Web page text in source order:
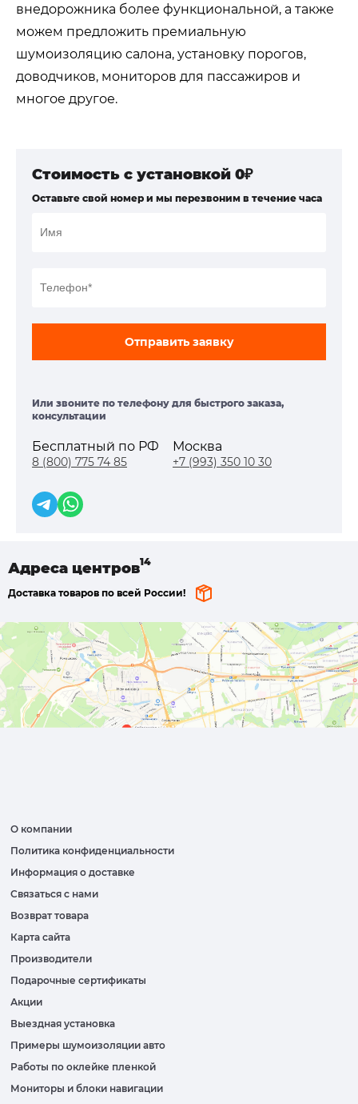
внедорожника более функциональной, а также
можем предложить премиальную
шумоизоляцию салона, установку порогов,
доводчиков, мониторов для пассажиров и
многое другое.
Стоимость с установкой 0₽
Оставьте свой номер и мы перезвоним в течение часа
Отправить заявку
Или звоните по телефону для быстрого заказа,
консультации
Бесплатный по РФ
8 (800) 775 74 85
Москва
+7 (993) 350 10 30
Адреса центров
Доставка товаров по всей России!
О компании
Политика конфиденциальности
Информация о доставке
Связаться с нами
Возврат товара
Карта сайта
Производители
Подарочные сертификаты
Акции
Выездная установка
Примеры шумоизоляции авто
Работы по оклейке пленкой
Мониторы и блоки навигации